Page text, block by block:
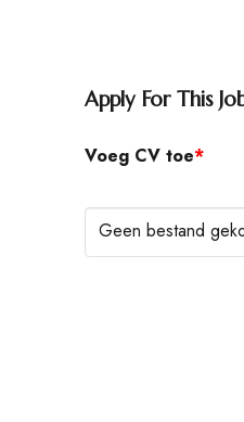
Apply For This
Voeg CV toe*
Geen bestand